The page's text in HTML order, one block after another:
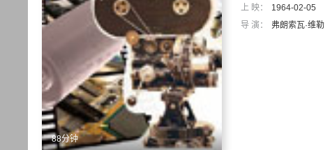
88分钟
上 映： 1964-02-05
导 演：
弗朗索瓦·维勒